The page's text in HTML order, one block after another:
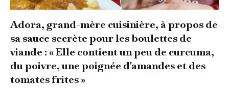
Adora, grand-mère cuisinière, à propos de
sa sauce secrète pour les boulettes de
viande : « Elle contient un peu de curcuma,
du poivre, une poignée d'amandes et des
tomates frites »